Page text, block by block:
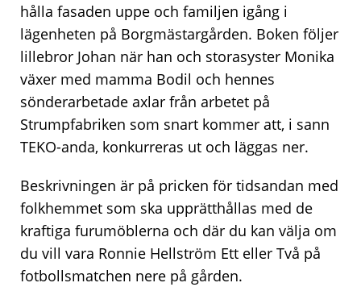
hålla fasaden uppe och familjen igång i
lägenheten på Borgmästargården. Boken följer
lillebror Johan när han och storasyster Monika
växer med mamma Bodil och hennes
sönderarbetade axlar från arbetet på
Strumpfabriken som snart kommer att, i sann
TEKO-anda, konkurreras ut och läggas ner.
Beskrivningen är på pricken för tidsandan med
folkhemmet som ska upprätthållas med de
kraftiga furumöblerna och där du kan välja om
du vill vara Ronnie Hellström Ett eller Två på
fotbollsmatchen nere på gården.